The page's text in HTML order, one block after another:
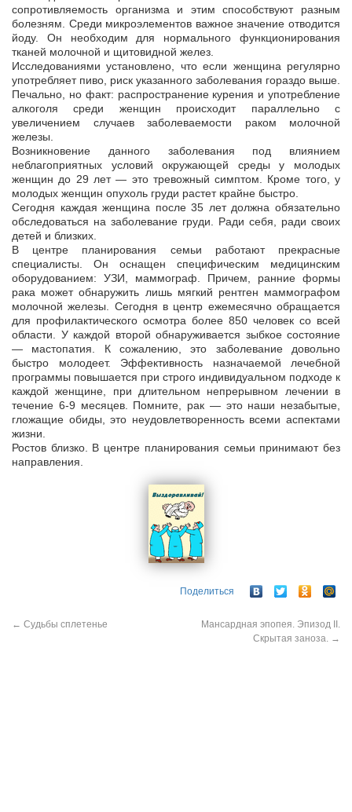
сопротивляемость организма и этим способствуют разным
болезням. Среди микроэлементов важное значение отводится
йоду. Он необходим для нормального функционирования
тканей молочной и щитовидной желез.
Исследованиями установлено, что если женщина регулярно
употребляет пиво, риск указанного заболевания гораздо выше.
Печально, но факт: распространение курения и употребление
алкоголя среди женщин происходит параллельно с
увеличением случаев заболеваемости раком молочной
железы.
Возникновение данного заболевания под влиянием
неблагоприятных условий окружающей среды у молодых
женщин до 29 лет — это тревожный симптом. Кроме того, у
молодых женщин опухоль груди растет крайне быстро.
Сегодня каждая женщина после 35 лет должна обязательно
обследоваться на заболевание груди. Ради себя, ради своих
детей и близких.
В центре планирования семьи работают прекрасные
специалисты. Он оснащен специфическим медицинским
оборудованием: УЗИ, маммограф. Причем, ранние формы
рака может обнаружить лишь мягкий рентген маммографом
молочной железы. Сегодня в центр ежемесячно обращается
для профилактического осмотра более 850 человек со всей
области. У каждой второй обнаруживается зыбкое состояние
— мастопатия. К сожалению, это заболевание довольно
быстро молодеет. Эффективность назначаемой лечебной
программы повышается при строго индивидуальном подходе к
каждой женщине, при длительном непрерывном лечении в
течение 6-9 месяцев. Помните, рак — это наши незабытые,
гложащие обиды, это неудовлетворенность всеми аспектами
жизни.
Ростов близко. В центре планирования семьи принимают без
направления.
Поделиться
← Судьбы сплетенье
Мансардная эпопея. Эпизод II.
Скрытая заноза.
→